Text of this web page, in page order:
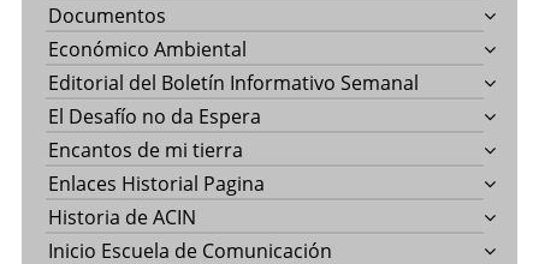
Documentos
Económico Ambiental
Editorial del Boletín Informativo Semanal
El Desafío no da Espera
Encantos de mi tierra
Enlaces Historial Pagina
Historia de ACIN
Inicio Escuela de Comunicación